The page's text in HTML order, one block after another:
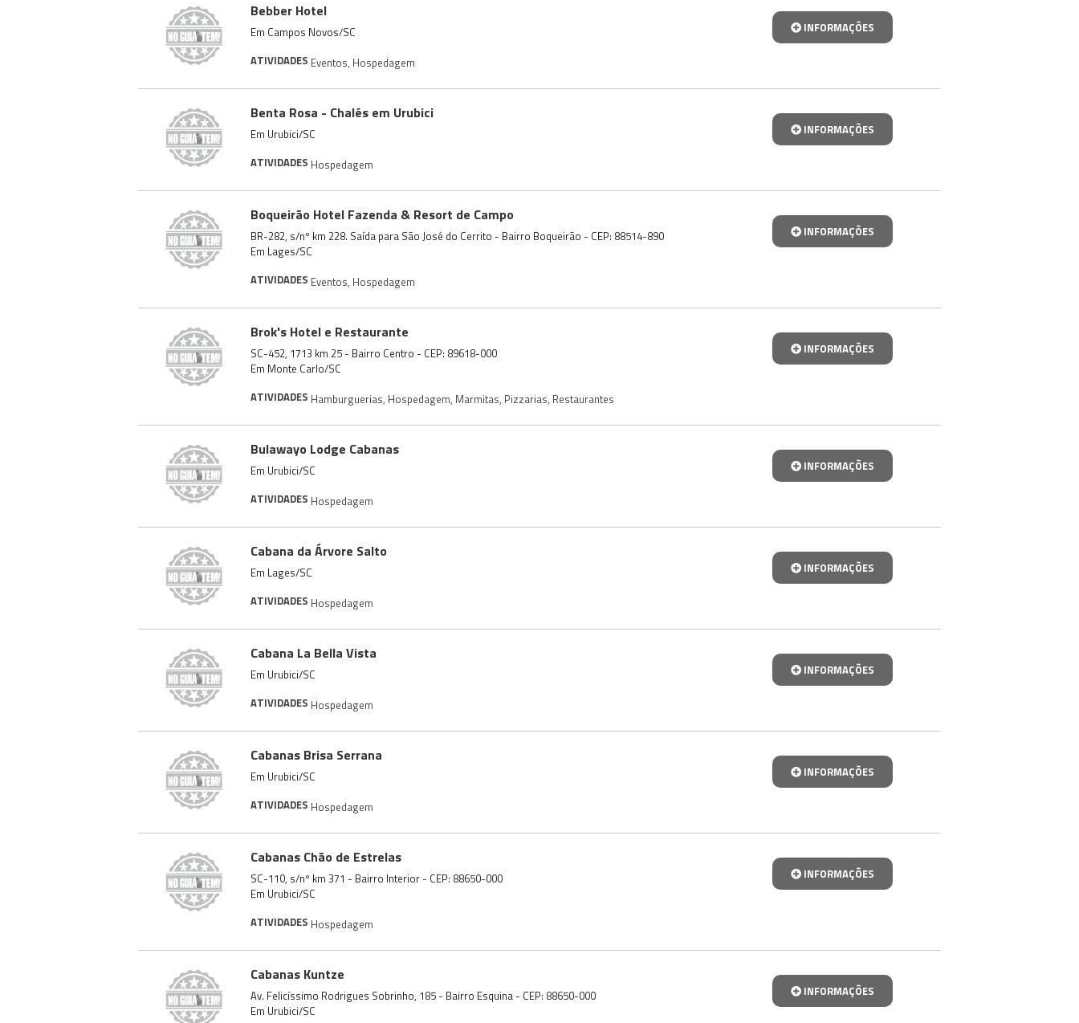
Bebber Hotel
Em Campos Novos/SC
ATIVIDADES Eventos, Hospedagem
INFORMAÇÕES
Benta Rosa - Chalés em Urubici
Em Urubici/SC
ATIVIDADES Hospedagem
INFORMAÇÕES
Boqueirão Hotel Fazenda & Resort de Campo
BR-282, s/nº km 228. Saída para São José do Cerrito - Bairro Boqueirão - CEP: 88514-890
Em Lages/SC
ATIVIDADES Eventos, Hospedagem
INFORMAÇÕES
Brok's Hotel e Restaurante
SC-452, 1713 km 25 - Bairro Centro - CEP: 89618-000
Em Monte Carlo/SC
ATIVIDADES Hamburguerias, Hospedagem, Marmitas, Pizzarias, Restaurantes
INFORMAÇÕES
Bulawayo Lodge Cabanas
Em Urubici/SC
ATIVIDADES Hospedagem
INFORMAÇÕES
Cabana da Árvore Salto
Em Lages/SC
ATIVIDADES Hospedagem
INFORMAÇÕES
Cabana La Bella Vista
Em Urubici/SC
ATIVIDADES Hospedagem
INFORMAÇÕES
Cabanas Brisa Serrana
Em Urubici/SC
ATIVIDADES Hospedagem
INFORMAÇÕES
Cabanas Chão de Estrelas
SC-110, s/nº km 371 - Bairro Interior - CEP: 88650-000
Em Urubici/SC
ATIVIDADES Hospedagem
INFORMAÇÕES
Cabanas Kuntze
Av. Felicíssimo Rodrigues Sobrinho, 185 - Bairro Esquina - CEP: 88650-000
Em Urubici/SC
INFORMAÇÕES